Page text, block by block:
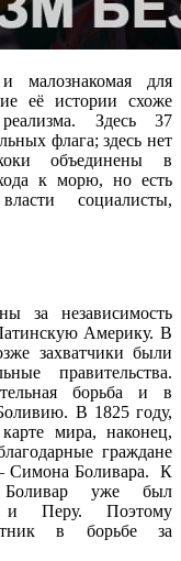
малознакомая для
её истории схоже
Здесь 37
флага; здесь нет
объединены в
к морю, но есть
социалисты,
за независимость
Америку. В
захватчики были
правительства.
борьба и в
В 1825 году,
мира, наконец,
граждане
Симона Боливара. К
Боливар уже был
и Перу. Поэтому
в борьбе за